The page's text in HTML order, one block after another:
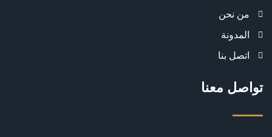
من نحن
المدونة
اتصل بنا
تواصل معنا